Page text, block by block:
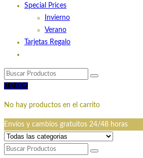
Special Prices
Invierno
Verano
Tarjetas Regalo
0 0.00€
No hay productos en el carrito
Envíos y cambios gratuitos 24/48 horas